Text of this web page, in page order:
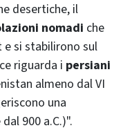
desertiche, il
nomadi che
si stabilirono sul
riguarda i persiani
almeno dal VI
una
900 a.C.)".